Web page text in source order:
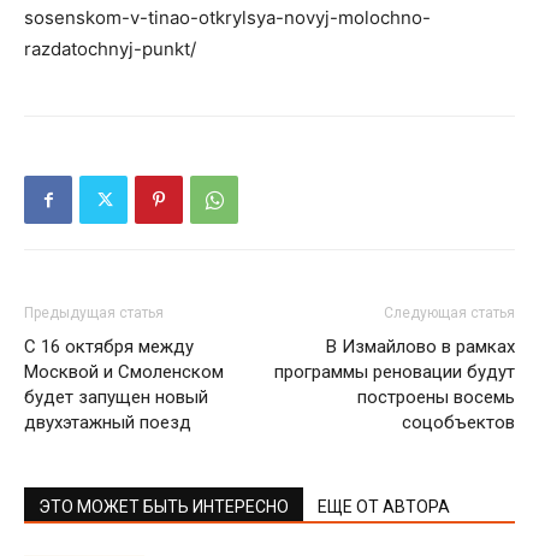
sosenskom-v-tinao-otkrylsya-novyj-molochno-
razdatochnyj-punkt/
Предыдущая статья
С 16 октября между
Москвой и Смоленском
будет запущен новый
двухэтажный поезд
Следующая статья
В Измайлово в рамках
программы реновации будут
построены восемь
соцобъектов
ЭТО МОЖЕТ БЫТЬ ИНТЕРЕСНО ЕЩЕ ОТ АВТОРА